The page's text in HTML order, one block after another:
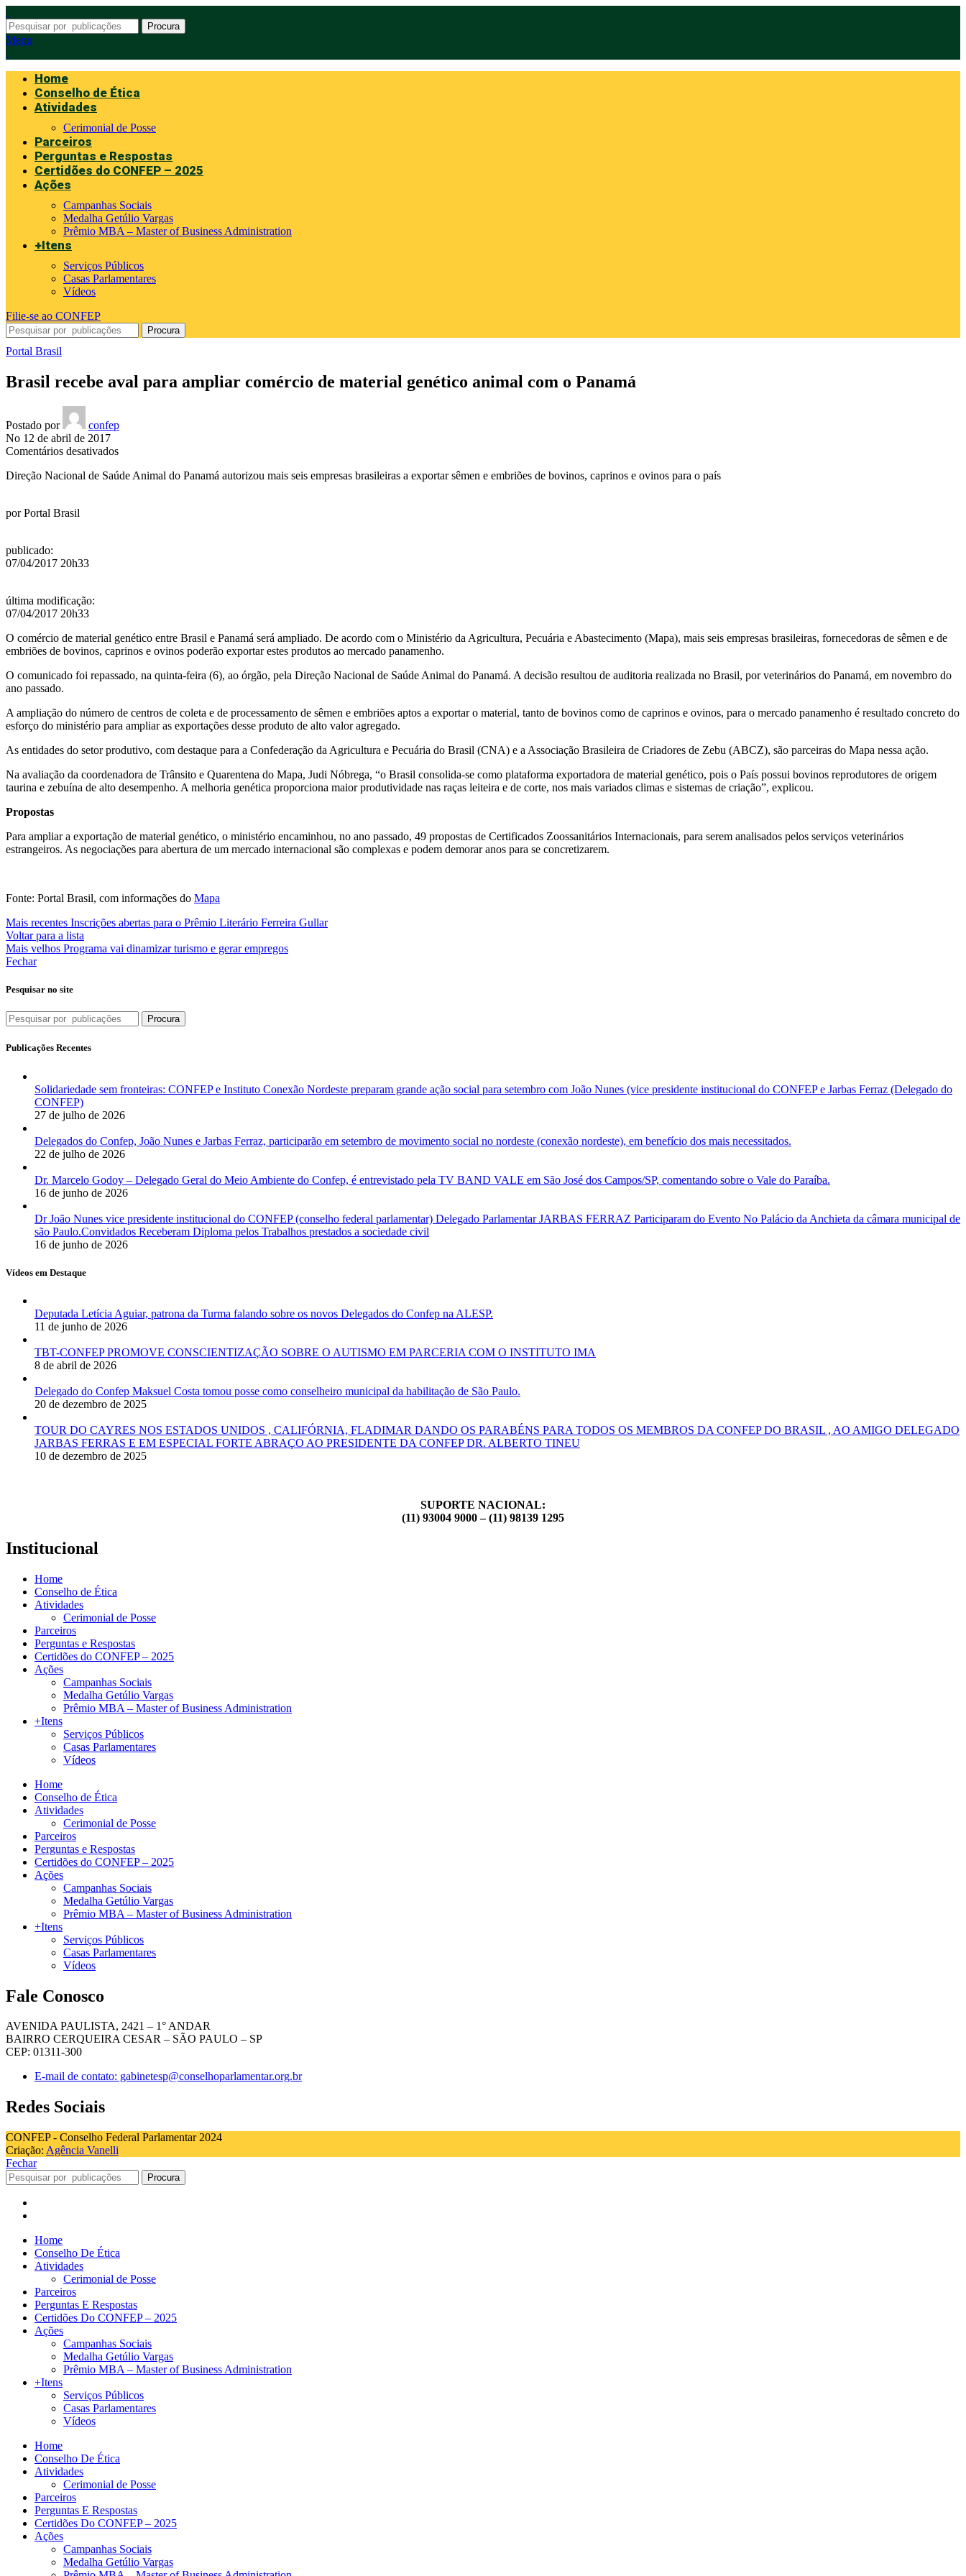
Procura
Menu
Home
Conselho de Ética
Atividades
Cerimonial de Posse
Parceiros
Perguntas e Respostas
Certidões do CONFEP – 2025
Ações
Campanhas Sociais
Medalha Getúlio Vargas
Prêmio MBA – Master of Business Administration
+Itens
Serviços Públicos
Casas Parlamentares
Vídeos
Filie-se ao CONFEP
Procura
Portal Brasil
Brasil recebe aval para ampliar comércio de material genético animal com o Panamá
Postado por
confep
No 12 de abril de 2017
Comentários desativadosem
recebe
Direção Nacional de Saúde Animal do Panamá autorizou mais seis empresas brasileiras a exportar sêmen e embriões de bovinos, caprinos e ovinos para o país
porPortal Brasil
publicado:
07/04/2017 20h33
última modificação:
07/04/2017 20h33
O comércio de material genético entre Brasil e Panamá será ampliado. De acordo com o Ministério da Agricultura, Pecuária e Abastecimento (Mapa), mais seis empresas brasileiras, fornecedoras de sêmen e de
embriões de bovinos, caprinos e ovinos poderão exportar estes produtos ao mercado panamenho.
O comunicado foi repassado, na quinta-feira (6), ao órgão, pela Direção Nacional de Saúde Animal do Panamá. A decisão resultou de auditoria realizada no Brasil, por veterinários do Panamá, em novembro do
ano passado.
A ampliação do número de centros de coleta e de processamento de sêmen e embriões aptos a exportar o material, tanto de bovinos como de caprinos e ovinos, para o mercado panamenho é resultado concreto do
esforço do ministério para ampliar as exportações desse produto de alto valor agregado.
As entidades do setor produtivo, com destaque para a Confederação da Agricultura e Pecuária do Brasil (CNA) e a Associação Brasileira de Criadores de Zebu (ABCZ), são parceiras do Mapa nessa ação.
Na avaliação da coordenadora de Trânsito e Quarentena do Mapa, Judi Nóbrega, “o Brasil consolida-se como plataforma exportadora de material genético, pois o País possui bovinos reprodutores de origem
taurina e zebuína de alto desempenho. A melhoria genética proporciona maior produtividade nas raças leiteira e de corte, nos mais variados climas e sistemas de criação”, explicou.
Propostas
Para ampliar a exportação de material genético, o ministério encaminhou, no ano passado, 49 propostas de Certificados Zoossanitários Internacionais, para serem analisados pelos serviços veterinários
estrangeiros. As negociações para abertura de um mercado internacional são complexas e podem demorar anos para se concretizarem.
Fonte: Portal Brasil, com informações do Mapa
Mais recentes Inscrições abertas para o Prêmio Literário Ferreira Gullar
Voltar para a lista
Mais velhos Programa vai dinamizar turismo e gerar empregos
Fechar
Pesquisar no site
Procura
Publicações Recentes
Solidariedade sem fronteiras: CONFEP e Instituto Conexão Nordeste preparam grande ação social para setembro com João Nunes (vice presidente institucional do CONFEP e Jarbas Ferraz (Delegado do
CONFEP)
27 de julho de 2026
Delegados do Confep, João Nunes e Jarbas Ferraz, participarão em setembro de movimento social no nordeste (conexão nordeste), em benefício dos mais necessitados.
22 de julho de 2026
Dr. Marcelo Godoy – Delegado Geral do Meio Ambiente do Confep, é entrevistado pela TV BAND VALE em São José dos Campos/SP, comentando sobre o Vale do Paraíba.
16 de junho de 2026
Dr João Nunes vice presidente institucional do CONFEP (conselho federal parlamentar) Delegado Parlamentar JARBAS FERRAZ Participaram do Evento No Palácio da Anchieta da câmara municipal de
são Paulo.Convidados Receberam Diploma pelos Trabalhos prestados a sociedade civil
16 de junho de 2026
Vídeos em Destaque
Deputada Letícia Aguiar, patrona da Turma falando sobre os novos Delegados do Confep na ALESP.
11 de junho de 2026
TBT-CONFEP PROMOVE CONSCIENTIZAÇÃO SOBRE O AUTISMO EM PARCERIA COM O INSTITUTO IMA
8 de abril de 2026
Delegado do Confep Maksuel Costa tomou posse como conselheiro municipal da habilitação de São Paulo.
20 de dezembro de 2025
TOUR DO CAYRES NOS ESTADOS UNIDOS , CALIFÓRNIA, FLADIMAR DANDO OS PARABÉNS PARA TODOS OS MEMBROS DA CONFEP DO BRASIL , AO AMIGO DELEGADO
JARBAS FERRAS E EM ESPECIAL FORTE ABRAÇO AO PRESIDENTE DA CONFEP DR. ALBERTO TINEU
10 de dezembro de 2025
SUPORTE NACIONAL:
(11) 93004 9000 – (11) 98139 1295
Institucional
Home
Conselho de Ética
Atividades
Cerimonial de Posse
Parceiros
Perguntas e Respostas
Certidões do CONFEP – 2025
Ações
Campanhas Sociais
Medalha Getúlio Vargas
Prêmio MBA – Master of Business Administration
+Itens
Serviços Públicos
Casas Parlamentares
Vídeos
Home
Conselho de Ética
Atividades
Cerimonial de Posse
Parceiros
Perguntas e Respostas
Certidões do CONFEP – 2025
Ações
Campanhas Sociais
Medalha Getúlio Vargas
Prêmio MBA – Master of Business Administration
+Itens
Serviços Públicos
Casas Parlamentares
Vídeos
Fale Conosco
AVENIDA PAULISTA, 2421 – 1° ANDAR
BAIRRO CERQUEIRA CESAR – SÃO PAULO – SP
CEP: 01311-300
E-mail de contato: gabinetesp@conselhoparlamentar.org.br
Redes Sociais
CONFEP - Conselho Federal Parlamentar 2024
Criação: Agência Vanelli
Fechar
Procura
Home
Conselho De Ética
Atividades
Cerimonial de Posse
Parceiros
Perguntas E Respostas
Certidões Do CONFEP – 2025
Ações
Campanhas Sociais
Medalha Getúlio Vargas
Prêmio MBA – Master of Business Administration
+Itens
Serviços Públicos
Casas Parlamentares
Vídeos
Home
Conselho De Ética
Atividades
Cerimonial de Posse
Parceiros
Perguntas E Respostas
Certidões Do CONFEP – 2025
Ações
Campanhas Sociais
Medalha Getúlio Vargas